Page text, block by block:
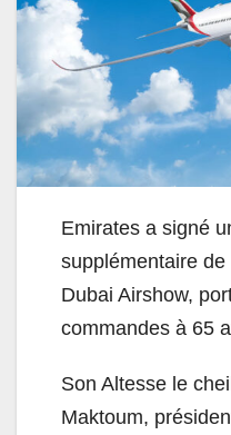
Emirates a signé
supplémentaire
Dubai Airshow,
commandes à 65
Son Altesse le
Maktoum,